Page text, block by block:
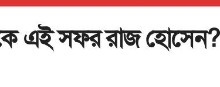
কে এই সফর রাজ হোসেন?